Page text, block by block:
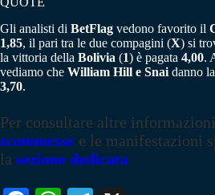
Gli analisti di BetFlag vedono favorito il
1,85, il pari tra le due compagini (X) si
la vittoria della Bolivia (1) è pagata 4,00.
vediamo che William Hill e Snai danno
3,70.
Per consultare altre
scommesse e le manifestazioni
la sezione dedicata